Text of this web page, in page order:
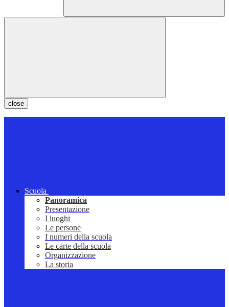
close
Scuola
Panoramica
Presentazione
I luoghi
Le persone
I numeri della scuola
Le carte della scuola
Organizzazione
La storia